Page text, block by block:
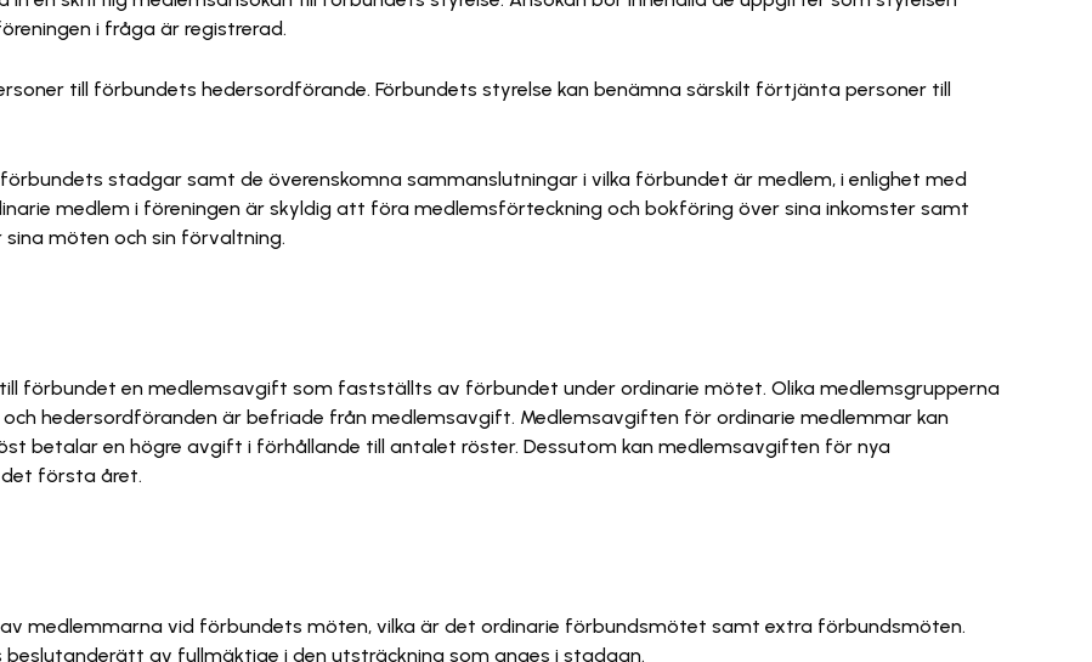
i fråga är registrerad.
till förbundets hedersordförande. Förbundets styrelse kan benämna särskilt förtjänta personer till
stadgar samt de överenskomna sammanslutningar i vilka förbundet är medlem, i enlighet med
medlem i föreningen är skyldig att föra medlemsförteckning och bokföring över sina inkomster samt
möten och sin förvaltning.
förbundet en medlemsavgift som fastställts av förbundet under ordinarie mötet. Olika medlemsgrupperna
hedersordföranden är befriade från medlemsavgift. Medlemsavgiften för ordinarie medlemmar kan
betalar en högre avgift i förhållande till antalet röster. Dessutom kan medlemsavgiften för nya
första året.
medlemmarna vid förbundets möten, vilka är det ordinarie förbundsmötet samt extra förbundsmöten.
av fullmäktige i den utsträckning som anges i stadgan.